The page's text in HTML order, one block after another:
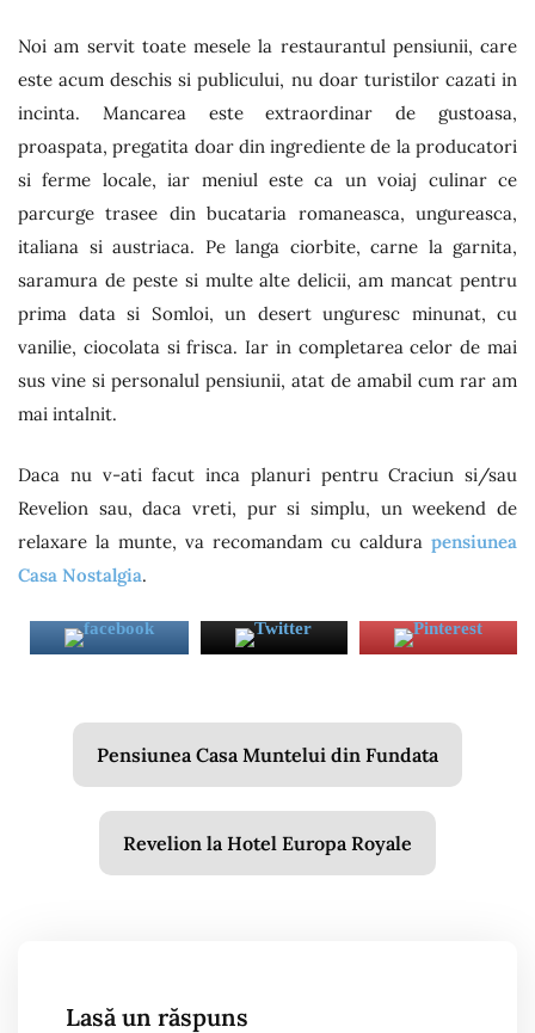
Noi am servit toate mesele la restaurantul pensiunii, care
este acum deschis si publicului, nu doar turistilor cazati in
incinta. Mancarea este extraordinar de gustoasa,
proaspata, pregatita doar din ingrediente de la producatori
si ferme locale, iar meniul este ca un voiaj culinar ce
parcurge trasee din bucataria romaneasca, ungureasca,
italiana si austriaca. Pe langa ciorbite, carne la garnita,
saramura de peste si multe alte delicii, am mancat pentru
prima data si Somloi, un desert unguresc minunat, cu
vanilie, ciocolata si frisca. Iar in completarea celor de mai
sus vine si personalul pensiunii, atat de amabil cum rar am
mai intalnit.
Daca nu v-ati facut inca planuri pentru Craciun si/sau
Revelion sau, daca vreti, pur si simplu, un weekend de
relaxare la munte, va recomandam cu caldura pensiunea
Casa Nostalgia.
Navigare
articole
Pensiunea Casa Muntelui din Fundata
Revelion la Hotel Europa Royale
Lasă un răspuns